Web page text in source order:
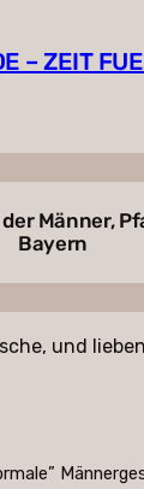
– ZEIT
Männer,
Bayern
und